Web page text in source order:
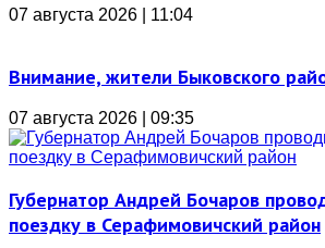
07 августа 2026 | 11:04
Внимание, жители Быковского
07 августа 2026 | 09:35
Губернатор Андрей Бочаров
поездку в Серафимовичский район